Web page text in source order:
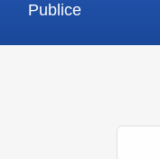
Publice